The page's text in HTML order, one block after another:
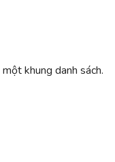
khung danh sách.